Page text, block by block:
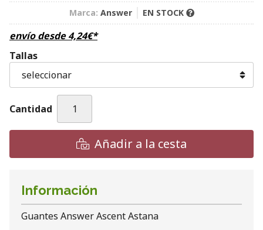
Marca: Answer EN STOCK
envío desde4,24€*
Tallas
Cantidad
Añadir a la cesta
Información
Guantes Answer Ascent Astana